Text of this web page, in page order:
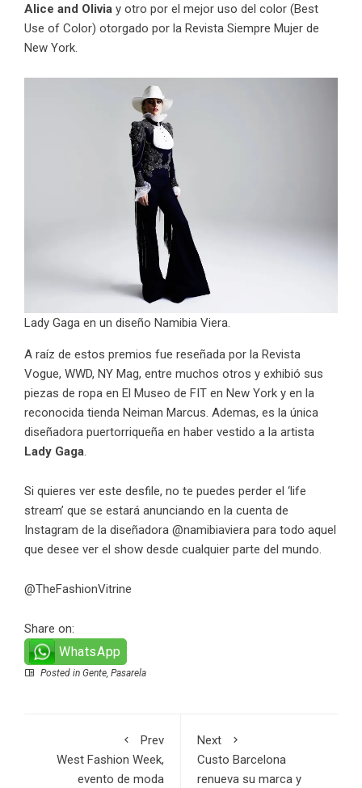
Alice and Olivia y otro por el mejor uso del color (Best
Use of Color) otorgado por la Revista Siempre Mujer de
New York.
Lady Gaga en un diseño Namibia Viera.
A raíz de estos premios fue reseñada por la Revista
Vogue, WWD, NY Mag, entre muchos otros y exhibió sus
piezas de ropa en El Museo de FIT en New York y en la
reconocida tienda Neiman Marcus. Ademas, es la única
diseñadora puertorriqueña en haber vestido a la artista
Lady Gaga.
Si quieres ver este desfile, no te puedes perder el ‘life
stream’ que se estará anunciando en la cuenta de
Instagram de la diseñadora @namibiaviera para todo aquel
que desee ver el show desde cualquier parte del mundo.
@TheFashionVitrine
Share on:
WhatsApp
Posted in Gente, Pasarela
Prev
West Fashion Week,
evento de moda
Next
Custo Barcelona
renueva su marca y